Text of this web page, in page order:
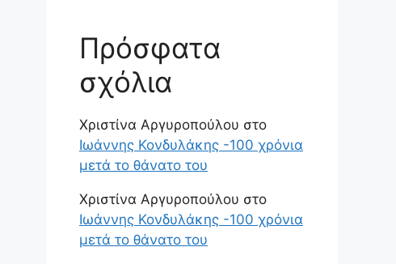
Πρόσφατα
σχόλια
Χριστίνα Αργυροπούλου στο
Ιωάννης Κονδυλάκης -100 χρόνια
μετά το θάνατο του
Χριστίνα Αργυροπούλου στο
Ιωάννης Κονδυλάκης -100 χρόνια
μετά το θάνατο του